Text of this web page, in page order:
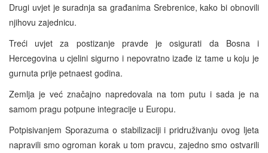
Drugi uvjet je suradnja sa građanima Srebrenice, kako bi obnovili
njihovu zajednicu.
Treći uvjet za postizanje pravde je osigurati da Bosna i
Hercegovina u cjelini sigurno i nepovratno izađe iz tame u koju je
gurnuta prije petnaest godina.
Zemlja je već značajno napredovala na tom putu i sada je na
samom pragu potpune integracije u Europu.
Potpisivanjem Sporazuma o stabilizaciji i pridruživanju ovog ljeta
napravili smo ogroman korak u tom pravcu, zajedno smo ostvarili